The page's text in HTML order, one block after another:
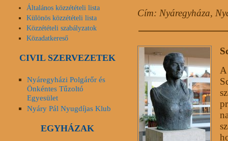
Cím: Nyáregyháza,
A
Általános közzétételi lista
Különös közzétételi lista
Közzétételi szabályzatok
Közadatkereső
CIVIL SZERVEZETEK
Nyáregyházi Polgárőr és
Önkéntes Tűzoltó
Egyesület
Nyáry Pál Nyugdíjas Klub
EGYHÁZAK